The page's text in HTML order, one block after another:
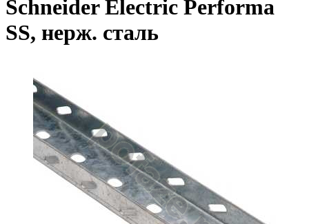
Schneider Electric Performa
SS, нерж. сталь